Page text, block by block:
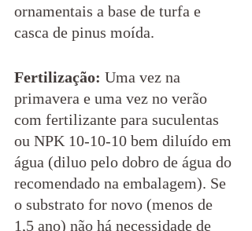
ornamentais a base de turfa e
casca de pinus moída.
Fertilização: Uma vez na
primavera e uma vez no verão
com fertilizante para suculentas
ou NPK 10-10-10 bem diluído em
água (diluo pelo dobro de água do
recomendado na embalagem). Se
o substrato for novo (menos de
1,5 ano) não há necessidade de